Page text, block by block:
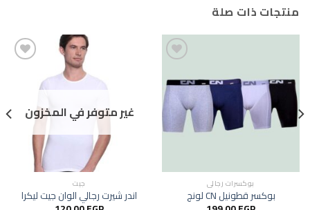
منتجات ذات صلة
Add to
wishlist
بوكسرات رجالي
بوكسر قطونيل CN لونج
غير متوفر في المخزون
جيت
اندر شيرت رجالي الوان جيت ليكرا